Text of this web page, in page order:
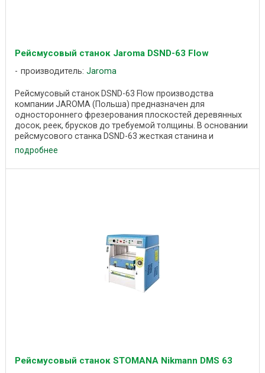
Рейсмусовый станок Jaroma DSND-63 Flow
производитель: Jaroma
Рейсмусовый станок DSND-63 Flow производства
компании JAROMA (Польша) предназначен для
одностороннего фрезерования плоскостей деревянных
досок, реек, брусков до требуемой толщины. В основании
рейсмусового станка DSND-63 жесткая станина и
чугунные ...
подробнее
Рейсмусовый станок STOMANA Nikmann DMS 63